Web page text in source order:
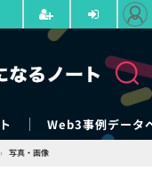
Web3事例データ
› 写真・画像